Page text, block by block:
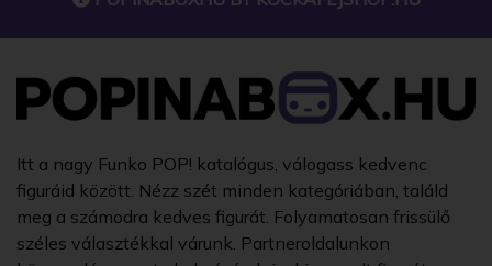
Itt a nagy Funko POP! katalógus, válogass kedvenc
figuráid között. Nézz szét minden kategóriában, találd
meg a számodra kedves figurát. Folyamatosan frissülő
széles választékkal várunk. Partneroldalunkon